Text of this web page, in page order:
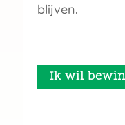
blijven.
Ik wil